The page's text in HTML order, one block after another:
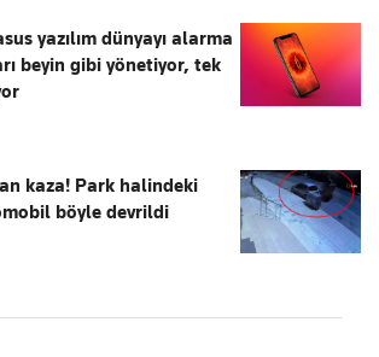
yazılım dünyayı alarma
beyin gibi yönetiyor, tek
kaza! Park halindeki
böyle devrildi